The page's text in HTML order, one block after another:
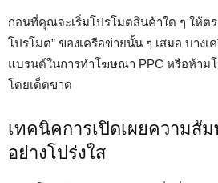
ก่อนที่คุณจะเริ่มโปรโมตสินค้าใด ๆ ให้ต
โปรโมต” ของเครือข่ายนั้น ๆ เสมอ บางเ
แบรนด์ในการทำโฆษณา PPC หรือห้าม
โดยเด็ดขาด
เทคนิคการเปิดเผยความสั
อย่างโปร่งใส